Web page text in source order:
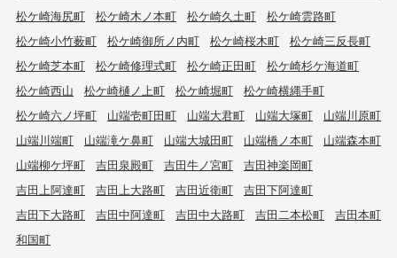
松ケ崎海尻町
松ケ崎木ノ本町 松ケ崎久土町
松ケ崎雲路町
松ケ崎小竹薮町
松ケ崎御所ノ内町 松ケ崎桜木町
松ケ崎三反長町
松ケ崎芝本町
松ケ崎修理式町 松ケ崎正田町
松ケ崎杉ケ海道町
松ケ崎西山
松ケ崎樋ノ上町 松ケ崎堀町
松ケ崎横縄手町
松ケ崎六ノ坪町
山端壱町田町 山端大君町 山端大塚町
山端川原町
山端川端町
山端滝ケ鼻町 山端大城田町 山端橋ノ本町
山端森本町
山端柳ケ坪町
吉田泉殿町 吉田牛ノ宮町
吉田神楽岡町
吉田上阿達町
吉田上大路町 吉田近衛町
吉田下阿達町
吉田下大路町
吉田中阿達町 吉田中大路町 吉田二本松町
吉田本町
和国町